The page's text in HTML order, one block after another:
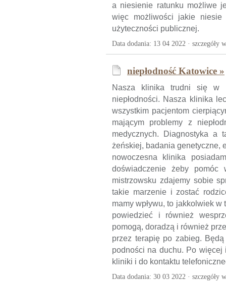
a niesienie ratunku możliwe
więc możliwości jakie niesie
użyteczności publicznej.
Data dodania: 13 04 2022 · szczegóły
niepłodność Katowice »
Nasza klinika trudni się w
niepłodności. Nasza klinika
wszystkim pacjentom
mającym problemy z
medycznych. Diagnostyka a
żeńskiej, badania genetyczne,
nowoczesna klinika
doświadczenie żeby
mistrzowsku zdajemy sobie
takie marzenie i zostać
mamy wpływu, to jakkolwiek
powiedzieć i również
pomogą, doradzą i również
przez terapię po zabieg.
podności na duchu. Po
kliniki i do kontaktu
Data dodania: 30 03 2022 · szczegóły